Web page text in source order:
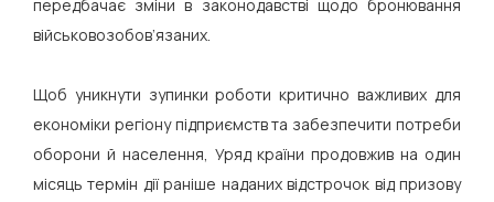
передбачає зміни в законодавстві щодо бронювання
військовозобов’язаних.
Щоб уникнути зупинки роботи критично важливих для
економіки регіону підприємств та забезпечити потреби
оборони й населення, Уряд країни продовжив на один
місяць термін дії раніше наданих відстрочок від призову